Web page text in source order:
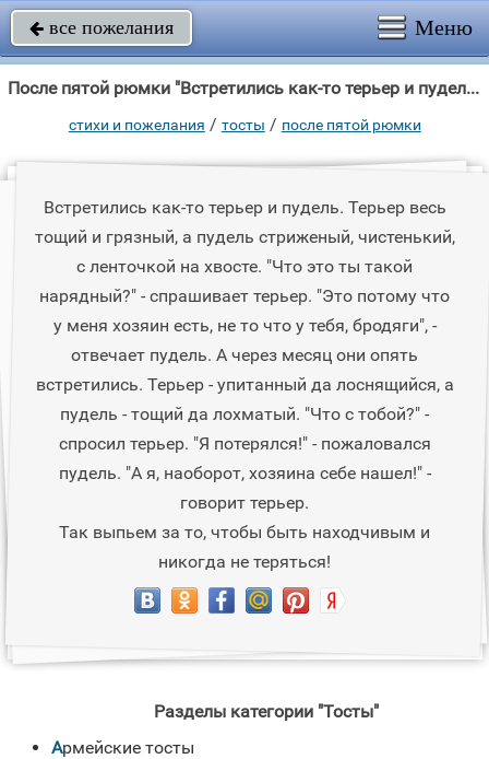
 все пожелания Меню
После пятой рюмки "Встретились как-то терьер и пудель."
стихи и пожелания / тосты / после пятой рюмки
Встретились как-то терьер и пудель. Терьер весь
тощий и грязный, а пудель стриженый, чистенький,
с ленточкой на хвосте. "Что это ты такой
нарядный?" - спрашивает терьер. "Это потому что
у меня хозяин есть, не то что у тебя, бродяги", -
отвечает пудель. А через месяц они опять
встретились. Терьер - упитанный да лоснящийся, а
пудель - тощий да лохматый. "Что с тобой?" -
спросил терьер. "Я потерялся!" - пожаловался
пудель. "А я, наоборот, хозяина себе нашел!" -
говорит терьер.
Так выпьем за то, чтобы быть находчивым и
никогда не теряться!
Разделы категории "Тосты"
Армейские тосты